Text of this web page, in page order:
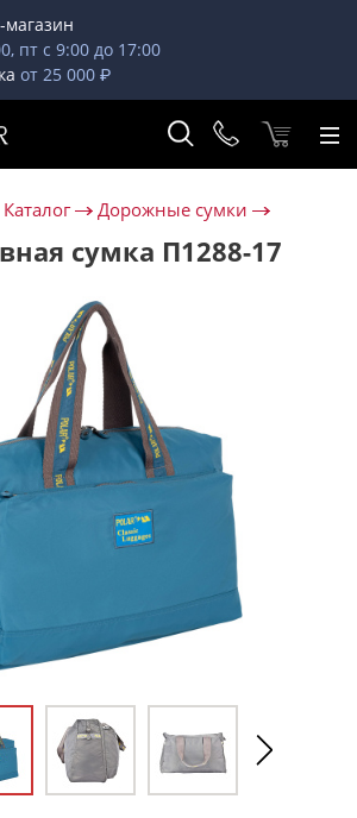
пт с 9:00 до 17:00
от 25 000 ₽
Каталог Дорожные сумки
сумка П1288-17